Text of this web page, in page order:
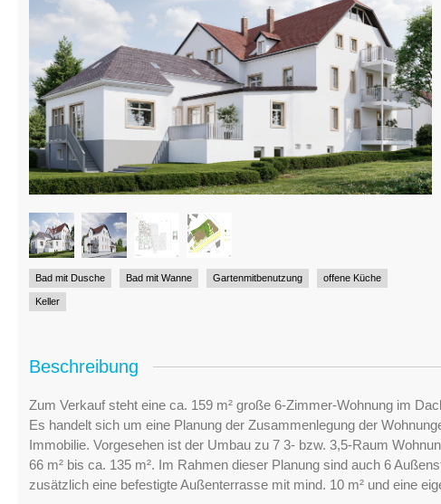
Bad mit Dusche Bad mit Wanne Gartenmitbenutzung offene Küche
Keller
Beschreibung
Zum Verkauf steht eine ca. 159 m² große 6-Zimmer-Wohnung im
Es handelt sich um eine Planung der Zusammenlegung der
Immobilie. Vorgesehen ist der Umbau zu 7 3- bzw. 3,5-Raum
66 m² bis ca. 135 m². Im Rahmen dieser Planung sind auch 6
zusätzlich eine befestigte Außenterrasse mit mind. 10 m² und eine